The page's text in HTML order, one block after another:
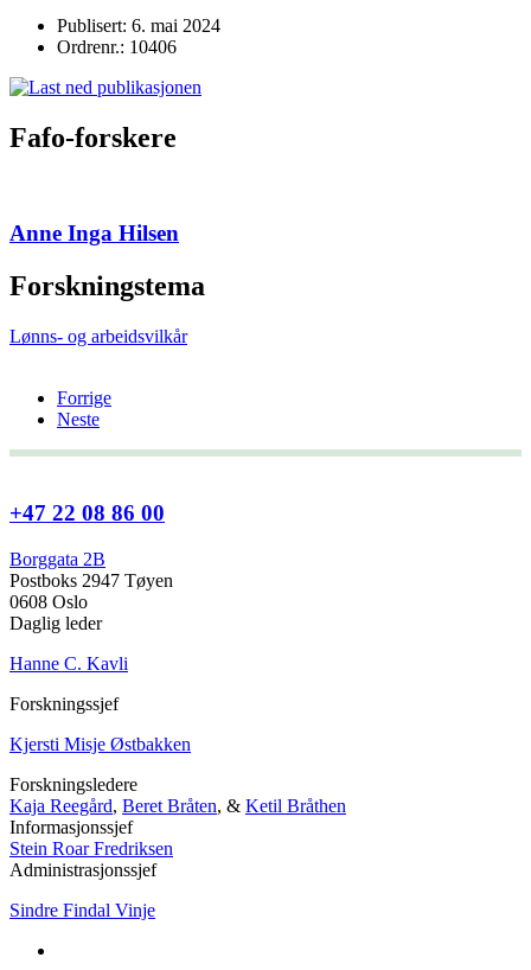
Publisert: 6. mai 2024
Ordrenr.: 10406
Fafo-forskere
Anne Inga Hilsen
Forskningstema
Lønns- og arbeidsvilkår
Forrige
Neste
+47 22 08 86 00
Borggata 2B
Postboks 2947 Tøyen
0608 Oslo
Daglig leder
Hanne C. Kavli
Forskningssjef
Kjersti Misje Østbakken
Forskningsledere
Kaja Reegård, Beret Bråten, & Ketil Bråthen
Informasjonssjef
Stein Roar Fredriksen
Administrasjonssjef
Sindre Findal Vinje